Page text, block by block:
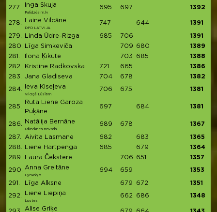
277. Inga Skuja
Palīdzēsim.lv
695 697 1392
278. Laine Vilcāne
DPD LATVIJA
747 644 1391
279. Linda Ūdre-Rizga 685 706
1391
280.
Līga Simkeviča 709 680
1389
281.
Ilona Ķikute 703 685
1388
282.
Kristine Radkovska 721 665
1386
283.
Jana Gladiseva 704 678 1382
284. Ieva Kiseļeva
Vilciņš Lūsītim
706 675 1381
285.
Ruta Liene Garoza
Puķāne
697 684 1381
286. Natālija Bernāne
Rēzeknes novads
689 678 1367
287. Aivita Lasmane 682 683
1365
288.
Liene Hartpenga 685 679
1364
289.
Laura Čekstere 706 651 1357
290. Anna Greitāne
Lynxdojo
694 659 1353
291. Līga Alksne 679 672 1351
292. Liene Liepiņa
Lustes
662 686 1348
Alise Griķe